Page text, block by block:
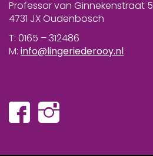
Professor van Ginnekenstraat 5
4731 JX Oudenbosch
T: 0165 – 312486
M: info@lingeriederooy.nl